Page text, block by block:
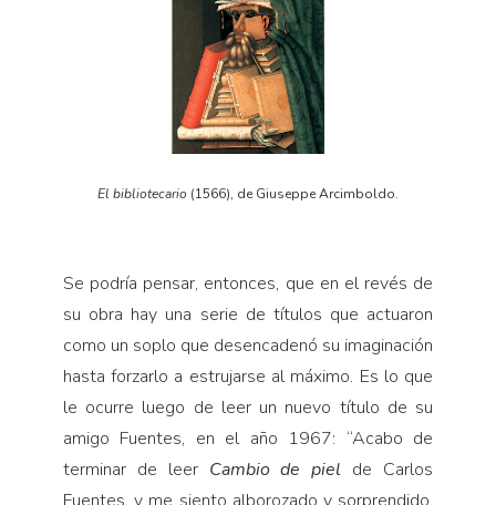
El bibliotecario (1566), de Giuseppe Arcimboldo.
Se podría pensar, entonces, que en el revés de
su obra hay una serie de títulos que actuaron
como un soplo que desencadenó su imaginación
hasta forzarlo a estrujarse al máximo. Es lo que
le ocurre luego de leer un nuevo título de su
amigo Fuentes, en el año 1967: “Acabo de
terminar de leer Cambio de piel de Carlos